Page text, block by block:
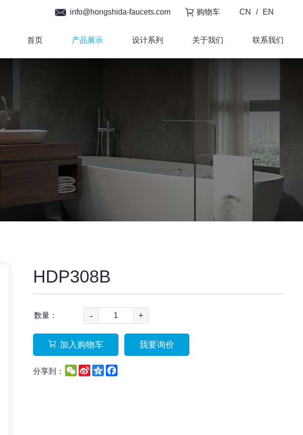
首页 产品展示 设计系列 关于我们 联系我们
info@hongshida-faucets.com 购物车 CN / EN
HDP308B
数量： - +
加入购物车 我要询价
分享到： WeChat
Sina
Weibo
QzoneFacebook